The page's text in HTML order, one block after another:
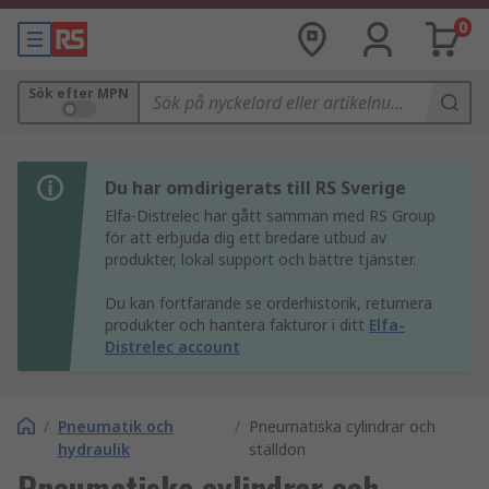
0
Sök efter MPN
Du har omdirigerats till RS Sverige
Elfa-Distrelec har gått samman med RS Group
för att erbjuda dig ett bredare utbud av
produkter, lokal support och bättre tjänster.
Du kan fortfarande se orderhistorik, returnera
produkter och hantera fakturor i ditt Elfa-
Distrelec account
/ Pneumatik och
hydraulik
/ Pneumatiska cylindrar och
ställdon